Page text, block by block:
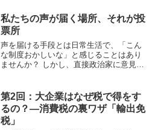
――そんな議員は、選挙戦を「国民との
対話の場」ではなく、「...
私たちの声が届く場所、それが投
票所
声を届ける手段とは日常生活で、「こん
な制度おかしいな」と感じることはあり
ませんか？ しかし、直接政治家に意見を
ともできますが、もっとも確実に、そし
て平等に全員が使える...
第2回：大企業はなぜ税で得をす
るの？—消費税の裏ワザ「輸出免
税」